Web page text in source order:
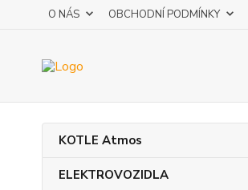
O NÁS OBCHODNÍ PODMÍNKY
KOTLE Atmos
ELEKTROVOZIDLA